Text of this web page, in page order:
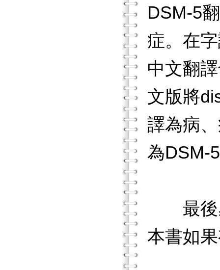
DSM-5
症。在
中文翻
文版將
譯為病
為DSM-
最後感
本書如